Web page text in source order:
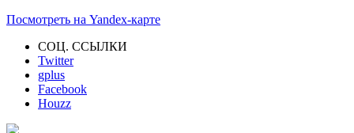
Посмотреть на Yandex-карте
СОЦ. ССЫЛКИ
Twitter
gplus
Facebook
Houzz